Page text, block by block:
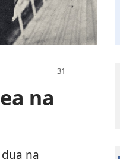
na
na